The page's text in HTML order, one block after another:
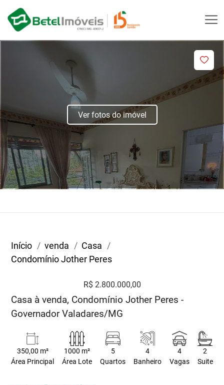
Ver fotos do imóvel
Início venda
Casa
Condomínio Jother Peres
R$ 2.800.000,00
Casa à venda, Condomínio Jother Peres -
Governador Valadares/MG
350,00 m²
Área Principal
1000 m²
Área Lote
5
Quartos
4
Banheiro
4
Vagas
2
Suite